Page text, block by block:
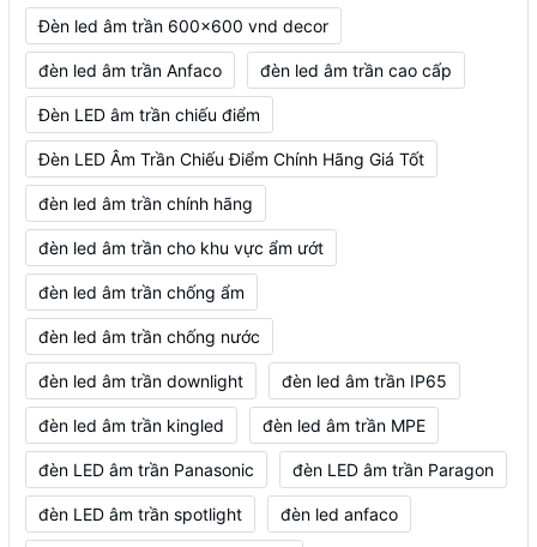
Đèn led âm trần 600x600 vnd decor
đèn led âm trần Anfaco đèn led âm trần cao cấp
Đèn LED âm trần chiếu điểm
Đèn LED Âm Trần Chiếu Điểm Chính Hãng Giá Tốt
đèn led âm trần chính hãng
đèn led âm trần cho khu vực ẩm ướt
đèn led âm trần chống ẩm
đèn led âm trần chống nước
đèn led âm trần downlight đèn led âm trần IP65
đèn led âm trần kingled đèn led âm trần MPE
đèn LED âm trần Panasonic đèn LED âm trần Paragon
đèn LED âm trần spotlight đèn led anfaco